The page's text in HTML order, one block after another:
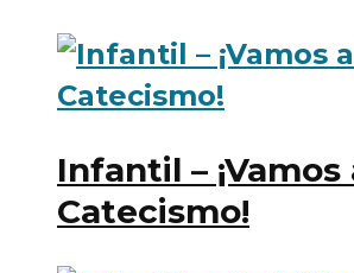
Infantil – ¡Vamos
Catecismo!